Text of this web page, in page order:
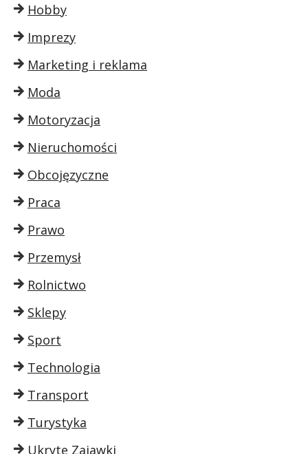
Hobby
Imprezy
Marketing i reklama
Moda
Motoryzacja
Nieruchomości
Obcojęzyczne
Praca
Prawo
Przemysł
Rolnictwo
Sklepy
Sport
Technologia
Transport
Turystyka
Ukryte Zajawki